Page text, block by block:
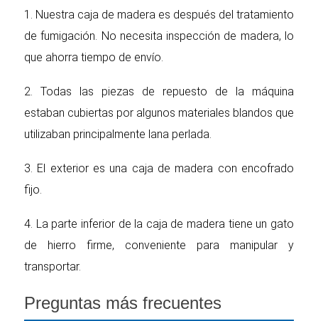
1. Nuestra caja de madera es después del tratamiento
de fumigación. No necesita inspección de madera, lo
que ahorra tiempo de envío.
2. Todas las piezas de repuesto de la máquina
estaban cubiertas por algunos materiales blandos que
utilizaban principalmente lana perlada.
3. El exterior es una caja de madera con encofrado
fijo.
4. La parte inferior de la caja de madera tiene un gato
de hierro firme, conveniente para manipular y
transportar.
Preguntas más frecuentes